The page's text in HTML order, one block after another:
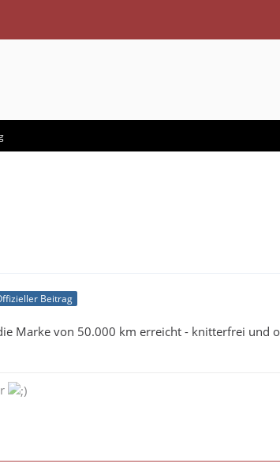
Beitrag
Marke von 50.000 km erreicht - knitterfrei und